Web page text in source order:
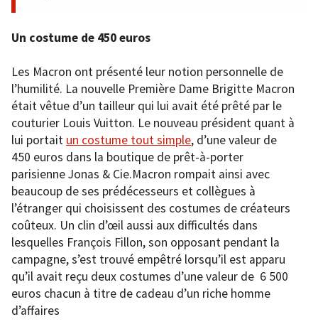
Un costume de 450 euros
Les Macron ont présenté leur notion personnelle de
l’humilité. La nouvelle Première Dame Brigitte Macron
était vêtue d’un tailleur qui lui avait été prêté par le
couturier Louis Vuitton. Le nouveau président quant à
lui portait un costume tout simple, d’une valeur de
450 euros dans la boutique de prêt-à-porter
parisienne Jonas & Cie.Macron rompait ainsi avec
beaucoup de ses prédécesseurs et collègues à
l’étranger qui choisissent des costumes de créateurs
coûteux. Un clin d’œil aussi aux difficultés dans
lesquelles François Fillon, son opposant pendant la
campagne, s’est trouvé empêtré lorsqu’il est apparu
qu’il avait reçu deux costumes d’une valeur de 6 500
euros chacun à titre de cadeau d’un riche homme
d’affaires